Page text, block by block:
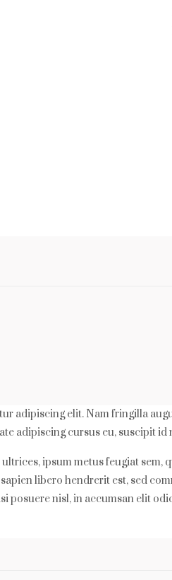
adipiscing elit. Nam fringilla
adipiscing cursus eu, suscipit id
ipsum metus feugiat
libero hendrerit est, sed
posuere nisl, in accumsan elit